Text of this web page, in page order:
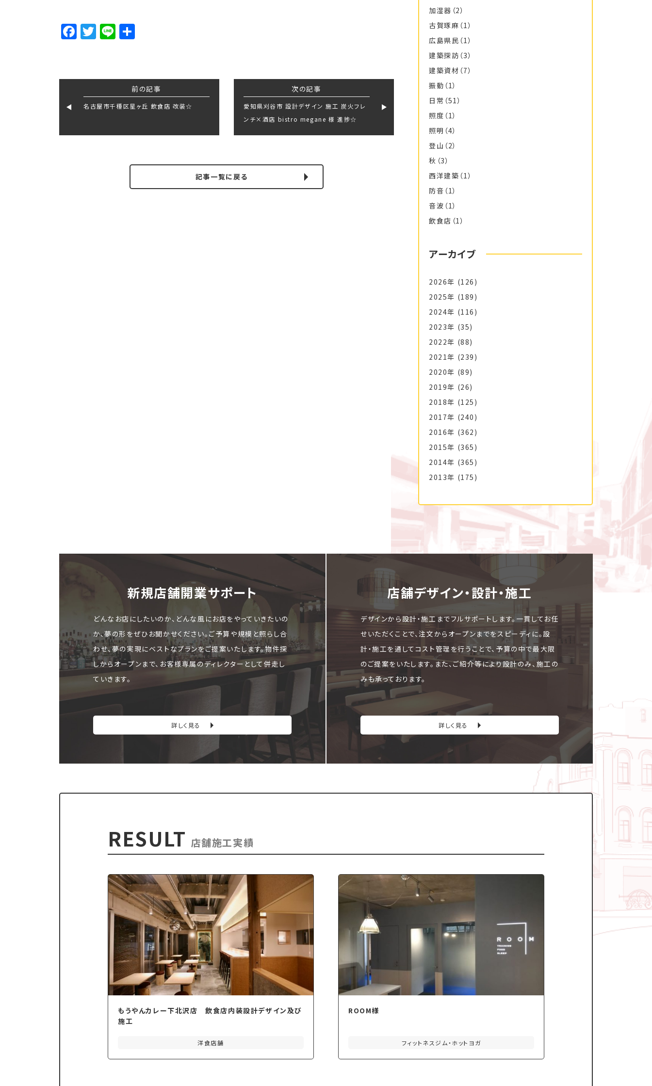
Facebook
Twitter
Line
前の記事
名古屋市千種区星ヶ丘 飲食店 改装☆
次の記事
愛知県刈谷市 設計デザイン 施工 炭火フレ
ンチ×酒店 bistro megane 様 進捗☆
記事一覧に戻る
加湿器 （2）
古賀琢麻 （1）
広島県民 （1）
建築探訪 （3）
建築資材 （7）
振動 （1）
日常 （51）
照度 （1）
照明 （4）
登山 （2）
秋 （3）
西洋建築 （1）
防音 （1）
音波 （1）
飲食店 （1）
アーカイブ
2026年 (126)
2025年 (189)
2024年 (116)
2023年 (35)
2022年 (88)
2021年 (239)
2020年 (89)
2019年 (26)
2018年 (125)
2017年 (240)
2016年 (362)
2015年 (365)
2014年 (365)
2013年 (175)
新規店舗開業サポート
どんなお店にしたいのか、どんな風にお店をやっていきたいの
か、夢の形をぜひお聞かせください。ご予算や規模と照らし合
わせ、夢の実現にベストなプランをご提案いたします。物件探
しからオープンまで、お客様専属のディレクターとして併走し
ていきます。
詳しく見る
店舗デザイン・設計・施⼯
デザインから設計・施工までフルサポートします。一貫してお任
せいただくことで、注文からオープンまでをスピーディに。設
計・施工を通してコスト管理を行うことで、予算の中で最大限
のご提案をいたします。また、ご紹介等により設計のみ、施工の
みも承っております。
詳しく見る
RESULT 店舗施工実績
もうやんカレー下北沢店 飲食店内装設計デザイン及び
施工
洋食店舗
ROOM様
フィットネスジム・ホットヨガ